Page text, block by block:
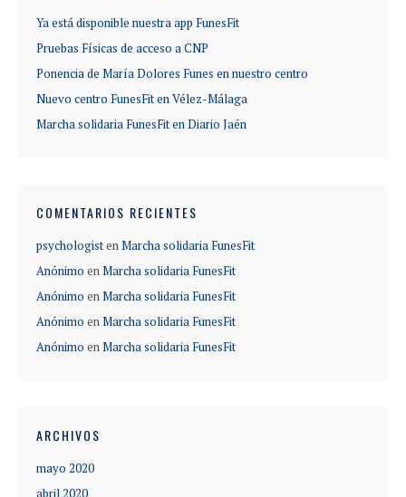
Ya está disponible nuestra app FunesFit
Pruebas Físicas de acceso a CNP
Ponencia de María Dolores Funes en nuestro centro
Nuevo centro FunesFit en Vélez-Málaga
Marcha solidaria FunesFit en Diario Jaén
COMENTARIOS RECIENTES
psychologistenMarcha solidaria FunesFit
Anónimo enMarcha solidaria FunesFit
Anónimo enMarcha solidaria FunesFit
Anónimo enMarcha solidaria FunesFit
Anónimo enMarcha solidaria FunesFit
ARCHIVOS
mayo 2020
abril 2020